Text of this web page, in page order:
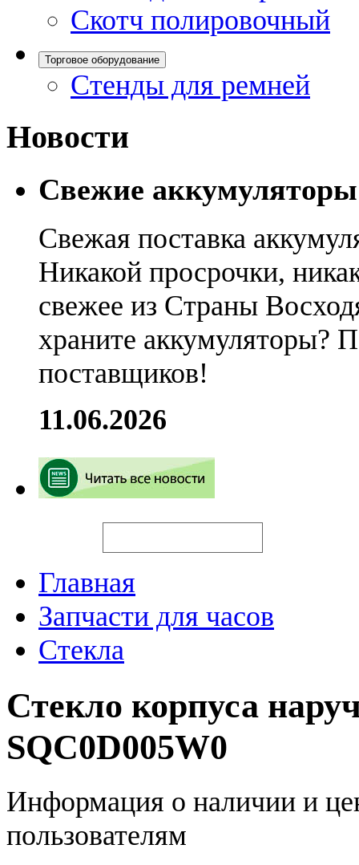
Скотч полировочный
Торговое оборудование
Стенды для ремней
Новости
Свежие
Свежая поставка
Никакой просрочки,
свежее из Страны
храните аккумуляторы?
поставщиков!
11.06.2026
Главная
Запчасти для часов
Стекла
Стекло корпуса
SQC0D005W0
Информация о наличии и
пользователям